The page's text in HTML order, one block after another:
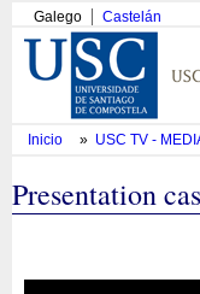
Galego Castelán
Inicio » USC TV -
Presentation